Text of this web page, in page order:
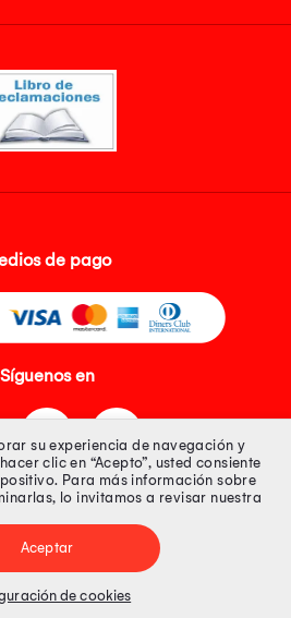
de pago
Síguenos en
100% Segura
Nº 20493020618. Todos los derechos
Precios online publicados
su experiencia de navegación y
clic en “Acepto”, usted consiente
Para más información sobre
lo invitamos a revisar nuestra
Aceptar
de cookies